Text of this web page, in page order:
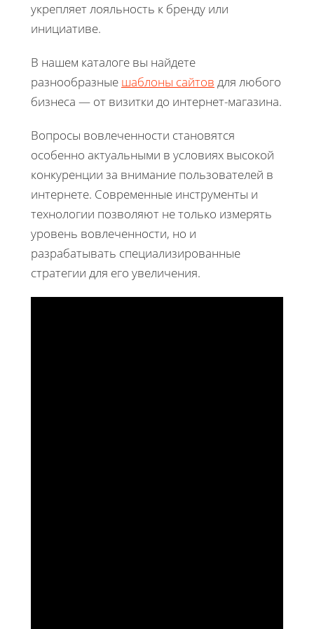
укрепляет лояльность к бренду или
инициативе.
В нашем каталоге вы найдете
разнообразные шаблоны сайтов для любого
бизнеса — от визитки до интернет-магазина.
Вопросы вовлеченности становятся
особенно актуальными в условиях высокой
конкуренции за внимание пользователей в
интернете. Современные инструменты и
технологии позволяют не только измерять
уровень вовлеченности, но и
разрабатывать специализированные
стратегии для его увеличения.